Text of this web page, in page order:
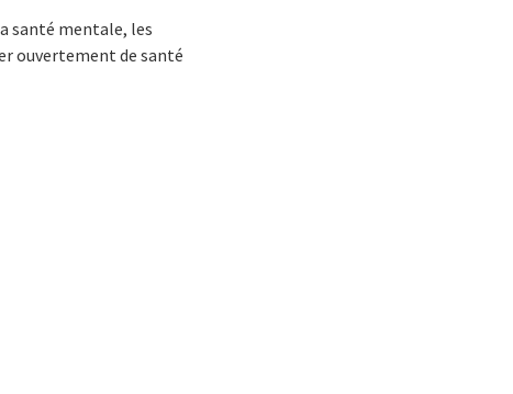
santé mentale, les
ouvertement de santé